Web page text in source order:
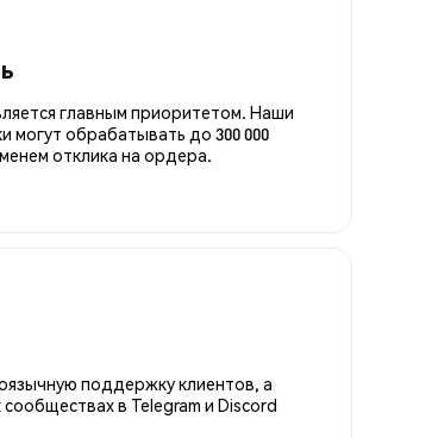
главным приоритетом. Наши
могут обрабатывать до 300 000
отклика на ордера.
поддержку клиентов, а
в Telegram и Discord